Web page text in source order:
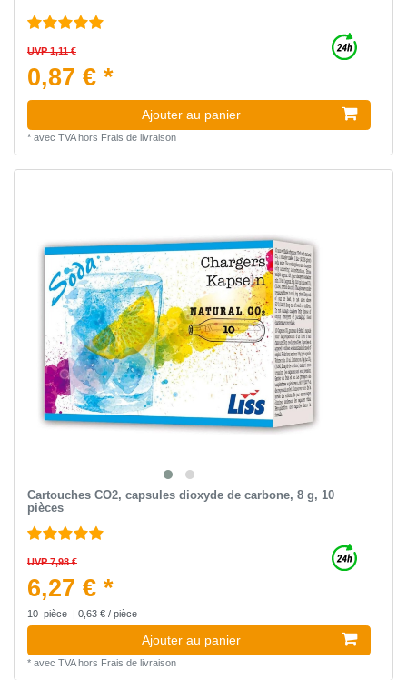
UVP 1,11 €
0,87 € *
Ajouter au panier
* avec TVAhors Frais de livraison
Cartouches CO2, capsules dioxyde de carbone, 8 g, 10
pièces
UVP 7,98 €
6,27 € *
10 pièce | 0,63 € / pièce
Ajouter au panier
* avec TVAhors Frais de livraison